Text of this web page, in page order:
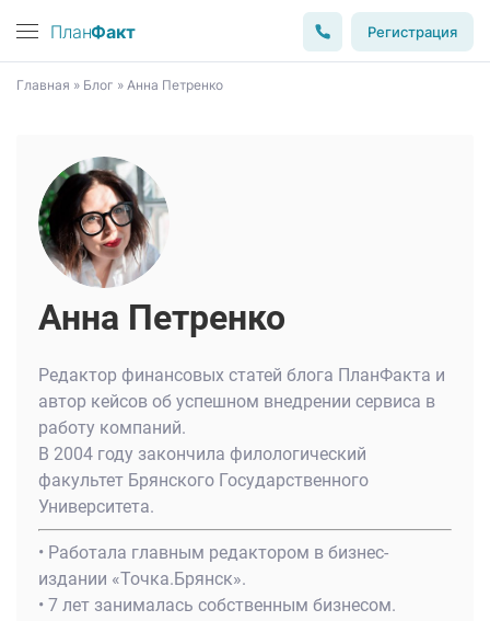
ПланФакт Регистрация
Главная » Блог » Анна Петренко
Анна Петренко
Редактор финансовых статей блога ПланФакта и
автор кейсов об успешном внедрении сервиса в
работу компаний.
В 2004 году закончила филологический
факультет Брянского Государственного
Университета.
• Работала главным редактором в бизнес-
издании «Точка.Брянск».
• 7 лет занималась собственным бизнесом.